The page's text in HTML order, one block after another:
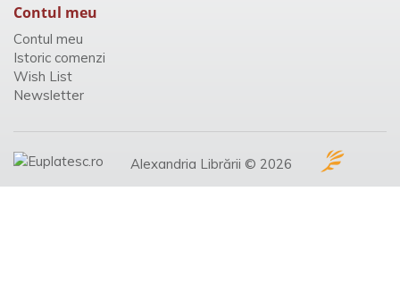
Contul meu
Contul meu
Istoric comenzi
Wish List
Newsletter
Alexandria Librării © 2026